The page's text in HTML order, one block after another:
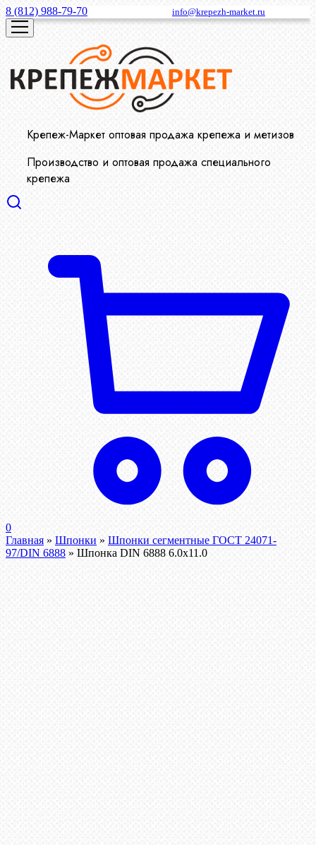
8 (812) 988-79-70 info@krepezh-market.ru
Крепеж-Маркет оптовая продажа крепежа и метизов
Производство и оптовая продажа специального
крепежа
0
Главная » Шпонки » Шпонки сегментные ГОСТ 24071-
97/DIN 6888 » Шпонка DIN 6888 6.0х11.0